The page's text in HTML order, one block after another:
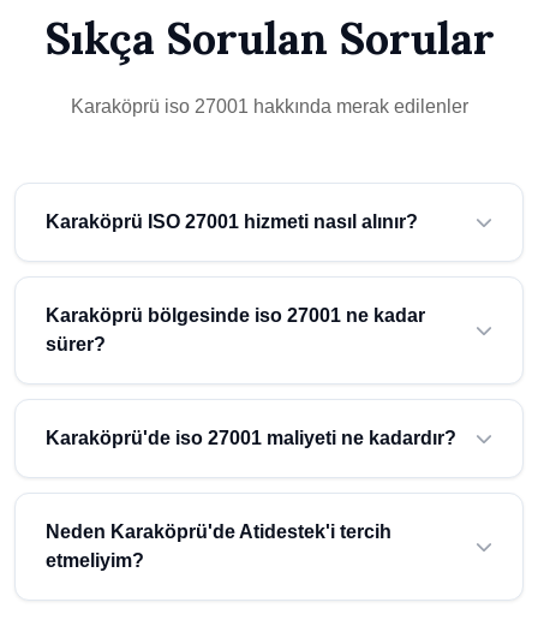
Sıkça Sorulan Sorular
Karaköprü iso 27001 hakkında merak edilenler
Karaköprü ISO 27001 hizmeti nasıl alınır?
Karaköprü (Şanlıurfa) bölgesinde iso 27001 hizmeti almak için
Atidestek'e başvurmanız yeterlidir. Uzman ekibimiz ücretsiz ön
değerlendirme yaparak size özel çözüm sunar.
Karaköprü bölgesinde iso 27001 ne kadar
sürer?
Karaköprü bölgesindeki işletmeler için iso 27001 süreci,
işletmenizin büyüklüğü ve ihtiyaçlarına göre değişmektedir.
hizmetimizden yararlanabilirsiniz.
Karaköprü'de iso 27001 maliyeti ne kadardır?
Karaköprü (Şanlıurfa) bölgesinde iso 27001 maliyeti işletmenizin
ölçeğine ve ihtiyaçlarına göre belirlenmektedir. Atidestek olarak
uygun fiyatlı ve kaliteli hizmet sunuyoruz. Ücretsiz teklif almak
Neden Karaköprü'de Atidestek'i tercih
etmeliyim?